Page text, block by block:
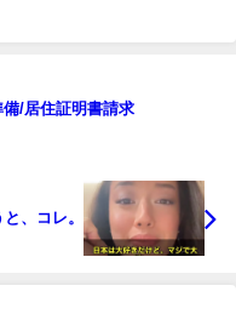
/居住証明書請求
、コレ。